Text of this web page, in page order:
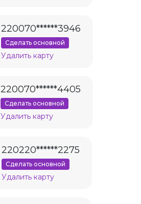
220070******3946
Сделать основной
Удалить карту
220070******4405
Сделать основной
Удалить карту
220220******2275
Сделать основной
Удалить карту